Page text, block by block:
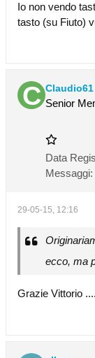
Io non vendo
tasto (su Fiuto)
Claudio61
Senior
Data
Messaggi:
29-05-15, 12:16
ecco, ma
Grazie Vittorio